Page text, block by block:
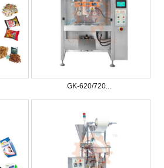
GK-620/720...